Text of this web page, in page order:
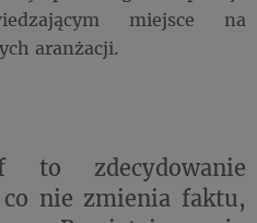
miejsce na
aranżacji.
to zdecydowanie
nie zmienia faktu,